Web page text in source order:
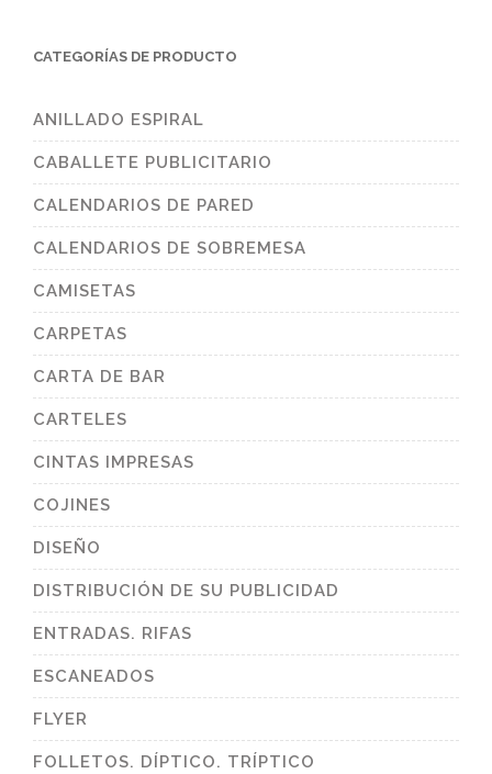
CATEGORÍAS DE PRODUCTO
ANILLADO ESPIRAL
CABALLETE PUBLICITARIO
CALENDARIOS DE PARED
CALENDARIOS DE SOBREMESA
CAMISETAS
CARPETAS
CARTA DE BAR
CARTELES
CINTAS IMPRESAS
COJINES
DISEÑO
DISTRIBUCIÓN DE SU PUBLICIDAD
ENTRADAS. RIFAS
ESCANEADOS
FLYER
FOLLETOS. DÍPTICO. TRÍPTICO